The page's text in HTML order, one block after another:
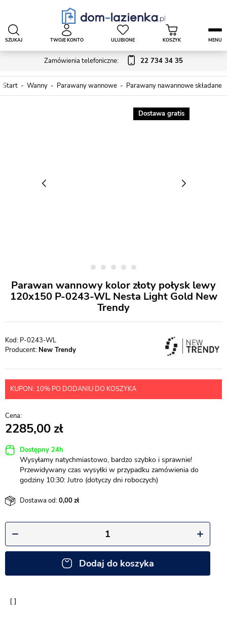
Zamówienia telefoniczne: 22 734 34 35
SZUKAJ TWOJE KONTO ULUBIONE KOSZYK MENU
Start Wanny Parawany wannowe Parawany nawannowe składane
Dostawa gratis
Parawan wannowy kolor złoty połysk lewy
120x150 P-0243-WL Nesta Light Gold New
Trendy
P-0243-WL
Producent: New Trendy
KUPON: 10% PO DODANIU DO KOSZYKA
2285,00
Dostępny 24h
Wysyłamy natychmiastowo, bardzo szybko i sprawnie!
Przewidywany czas wysyłki w przypadku zamówienia do
godziny 10:30: Jutro (dotyczy dni roboczych)
Dostawa od:0,00
Dodaj do koszyka